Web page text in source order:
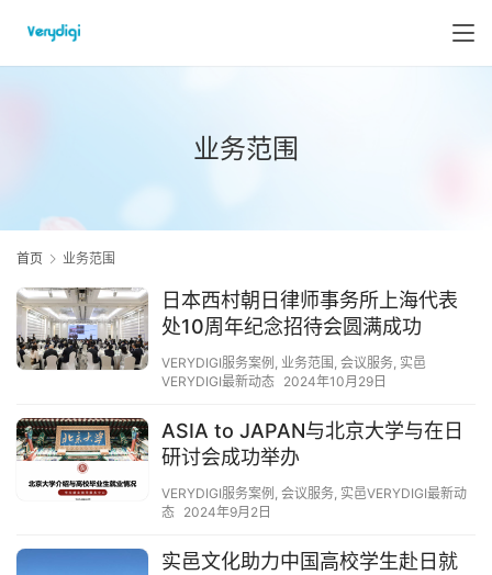
业务范围
首页 业务范围
日本西村朝日律师事务所上海代表
处10周年纪念招待会圆满成功
VERYDIGI服务案例 , 业务范围 , 会议服务, 实邑
VERYDIGI最新动态 2024年10月29日
ASIA to JAPAN与北京大学与在日
研讨会成功举办
VERYDIGI服务案例 , 会议服务, 实邑VERYDIGI最新动
态 2024年9月2日
实邑文化助力中国高校学生赴日就